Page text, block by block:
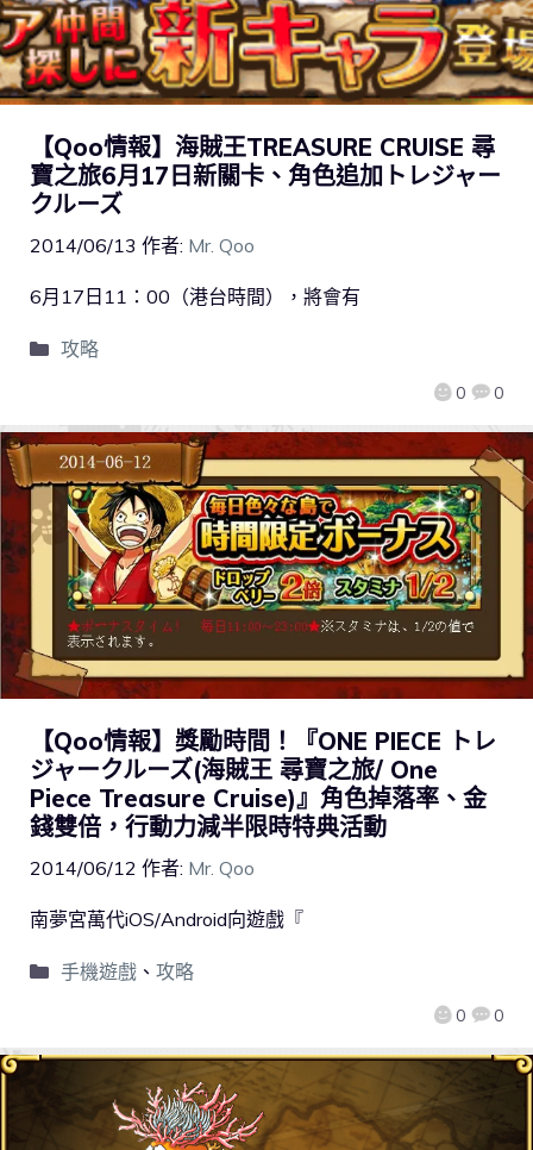
【Qoo情報】海賊王TREASURE CRUISE 尋
寶之旅6月17日新關卡、角色追加トレジャー
クルーズ
2014/06/13 作者: Mr. Qoo
0 0
6月17日11：00（港台時間），將會有
攻略
【Qoo情報】獎勵時間！『ONE PIECE トレ
ジャークルーズ(海賊王 尋寶之旅/ One
Piece Treasure Cruise)』角色掉落率、金
錢雙倍，行動力減半限時特典活動
2014/06/12 作者: Mr. Qoo
0 0
南夢宮萬代iOS/Android向遊戲『
手機遊戲、 攻略